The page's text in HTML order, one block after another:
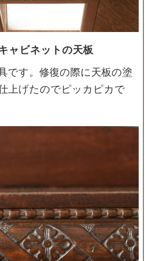
ャビネットの天板
です。修復の際に天板の塗
上げたのでピッカピカで